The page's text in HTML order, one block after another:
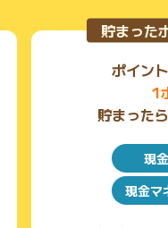
貯まった
ポイン
1
貯まった
現金
現金マ